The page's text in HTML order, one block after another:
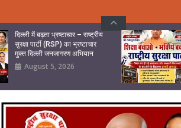
दिल्ली में बढ़ता भ्रष्टाचार – राष्ट्रीय
सुरक्षा पार्टी (RSP) का भ्रष्टाचार
मुक्त दिल्ली जनजागरण अभियान
August 5, 2026